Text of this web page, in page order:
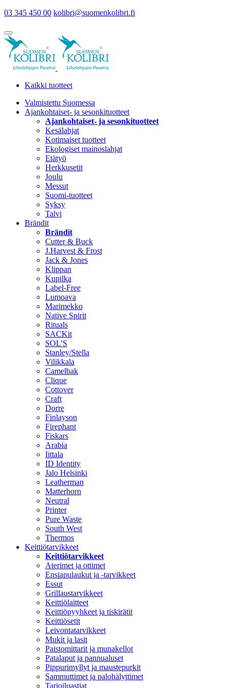
03 345 450 00 kolibri@suomenkolibri.fi
Kaikki tuotteet
Valmistettu Suomessa
Ajankohtaiset- ja sesonkituotteet
Ajankohtaiset- ja sesonkituotteet
Kesälahjat
Kotimaiset tuotteet
Ekologiset mainoslahjat
Etätyö
Herkkusetit
Joulu
Messut
Suomi-tuotteet
Syksy
Talvi
Brändit
Brändit
Cutter & Buck
J.Harvest & Frost
Jack & Jones
Klippan
Kupilka
Label-Free
Lumoava
Marimekko
Native Spirit
Rituals
SACKit
SOL'S
Stanley/Stella
Vilikkala
Camelbak
Clique
Cottover
Craft
Dorre
Finlayson
Firephant
Fiskars
Arabia
Iittala
ID Identity
Jalo Helsinki
Leatherman
Matterhorn
Neutral
Printer
Pure Waste
South West
Thermos
Keittiötarvikkeet
Keittiötarvikkeet
Aterimet ja ottimet
Ensiapulaukut ja -tarvikkeet
Essut
Grillaustarvikkeet
Keittiölaitteet
Keittiöpyyhkeet ja tiskirätit
Keittiösetit
Leivontatarvikkeet
Mukit ja lasit
Paistomittarit ja munakellot
Patalaput ja pannualuset
Pippurimyllyt ja maustepurkit
Sammuttimet ja palohälyttimet
Tarjoiluastiat